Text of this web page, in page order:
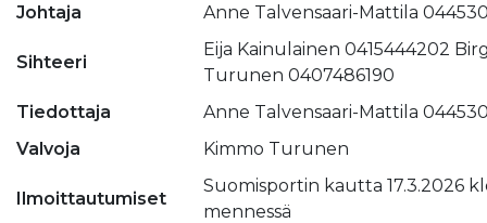
Johtaja
Anne Talvensaari-Mattila
Sihteeri
Eija Kainulainen 0415444202
Turunen 0407486190
Tiedottaja
Anne Talvensaari-Mattila
Valvoja
Kimmo Turunen
Ilmoittautumiset
Suomisportin kautta 17.3.2026
mennessä